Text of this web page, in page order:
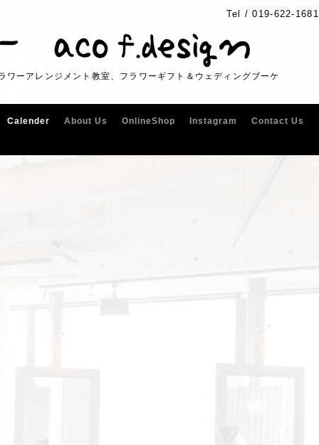
Tel /019-622-1681
ーアレンジメント教室、フラワーギフト＆ウェディングブーケ
Calender About Us OnlineShop Instagram
Contact Us